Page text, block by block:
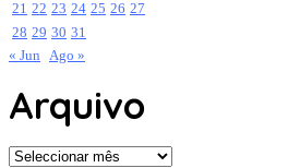
21 22 23 24 25 26 27
28 29 30 31
« Jun
Ago »
Arquivo
Arquivo